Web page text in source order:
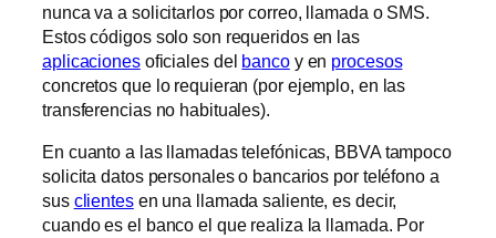
nunca va a solicitarlos por correo, llamada o SMS.
Estos códigos solo son requeridos en las
aplicacionesoficiales del bancoy en procesos
concretos que lo requieran (por ejemplo, en las
transferencias no habituales).
En cuanto a las llamadas telefónicas, BBVA tampoco
solicita datos personales o bancarios por teléfono a
sus clientesen una llamada saliente, es decir,
cuando es el banco el que realiza la llamada. Por